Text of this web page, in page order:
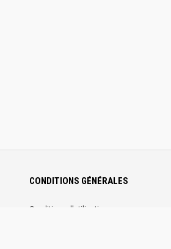
CONDITIONS GÉNÉRALES
Conditions d'utilisation